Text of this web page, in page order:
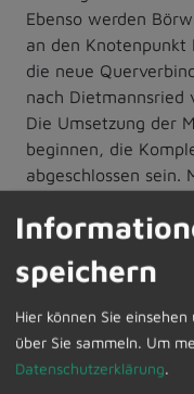
Ebenso werden
an den Knotenpunkt
die neue
nach Dietmannsried
Die Umsetzung der
beginnen, die
abgeschlossen sein.
zunächst auch mit
derzeit von
über Einsparungen
beim Landkreis
den Gemeinden ein
speichern
Hier können Sie
über Sie sammeln. Um
Datenschutzerklärung.